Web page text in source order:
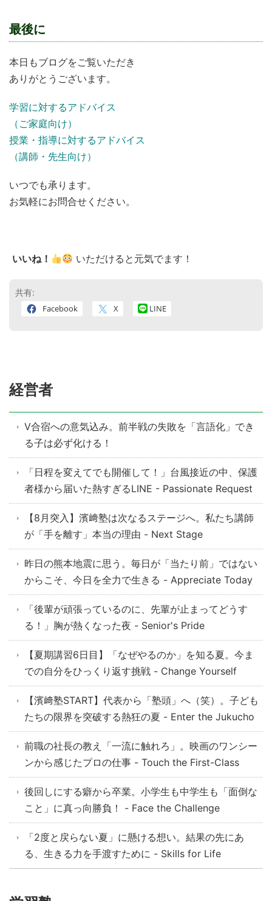
最後に
本日もブログをご覧いただき
ありがとうございます。
学習に対するアドバイス
（ご家庭向け）
授業・指導に対するアドバイス
（講師・先生向け）
いつでも承ります。
お気軽にお問合せください。
いいね！ いただけると元気でます！
共有:
Facebook X LINE
経営者
V合宿への意気込み。前半戦の失敗を「言語化」でき
る子は必ず化ける！
「日程を変えてでも開催して！」台風接近の中、保護
者様から届いた熱すぎるLINE - Passionate Request
【8月突入】濱﨑塾は次なるステージへ。私たち講師
が「手を離す」本当の理由 - Next Stage
昨日の熊本地震に思う。毎日が「当たり前」ではない
からこそ、今日を全力で生きる - Appreciate Today
「後輩が頑張っているのに、先輩が止まってどうす
る！」胸が熱くなった夜 - Senior's Pride
【夏期講習6日目】「なぜやるのか」を知る夏。今ま
での自分をひっくり返す挑戦 - Change Yourself
【濱﨑塾START】代表から「塾頭」へ（笑）。子ども
たちの限界を突破する熱狂の夏 - Enter the Jukucho
前職の社長の教え「一流に触れろ」。映画のワンシー
ンから感じたプロの仕事 - Touch the First-Class
後回しにする癖から卒業。小学生も中学生も「面倒な
こと」に真っ向勝負！ - Face the Challenge
「2度と戻らない夏」に懸ける想い。結果の先にあ
る、生きる力を手渡すために - Skills for Life